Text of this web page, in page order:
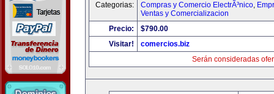
Categorias:
Compras y Comercio ElectrÃ³nico,
Ventas y Comercializacion
Precio:
$790.00
Visitar!
comercios.biz
Serán consideradas